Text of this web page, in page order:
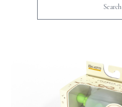
Search